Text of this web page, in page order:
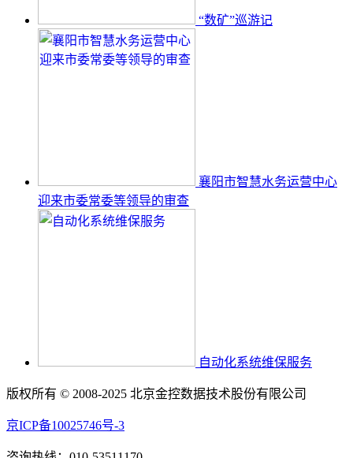
“数矿”巡游记
襄阳市智慧水务运营中心
迎来市委常委等领导的审查
自动化系统维保服务
版权所有 © 2008-2025 北京金控数据技术股份有限公司
京ICP备10025746号-3